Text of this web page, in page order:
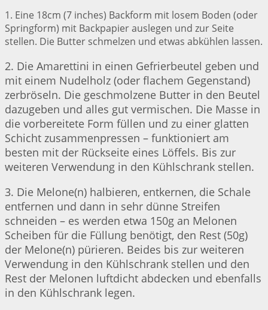
1. Eine 18cm (7 inches) Backform mit losem Boden (oder
Springform) mit Backpapier auslegen und zur Seite
stellen. Die Butter schmelzen und etwas abkühlen lassen.
2. Die Amarettini in einen Gefrierbeutel geben und
mit einem Nudelholz (oder flachem Gegenstand)
zerbröseln. Die geschmolzene Butter in den Beutel
dazugeben und alles gut vermischen. Die Masse in
die vorbereitete Form füllen und zu einer glatten
Schicht zusammenpressen – funktioniert am
besten mit der Rückseite eines Löffels. Bis zur
weiteren Verwendung in den Kühlschrank stellen.
3. Die Melone(n) halbieren, entkernen, die Schale
entfernen und dann in sehr dünne Streifen
schneiden – es werden etwa 150g an Melonen
Scheiben für die Füllung benötigt, den Rest (50g)
der Melone(n) pürieren. Beides bis zur weiteren
Verwendung in den Kühlschrank stellen und den
Rest der Melonen luftdicht abdecken und ebenfalls
in den Kühlschrank legen.